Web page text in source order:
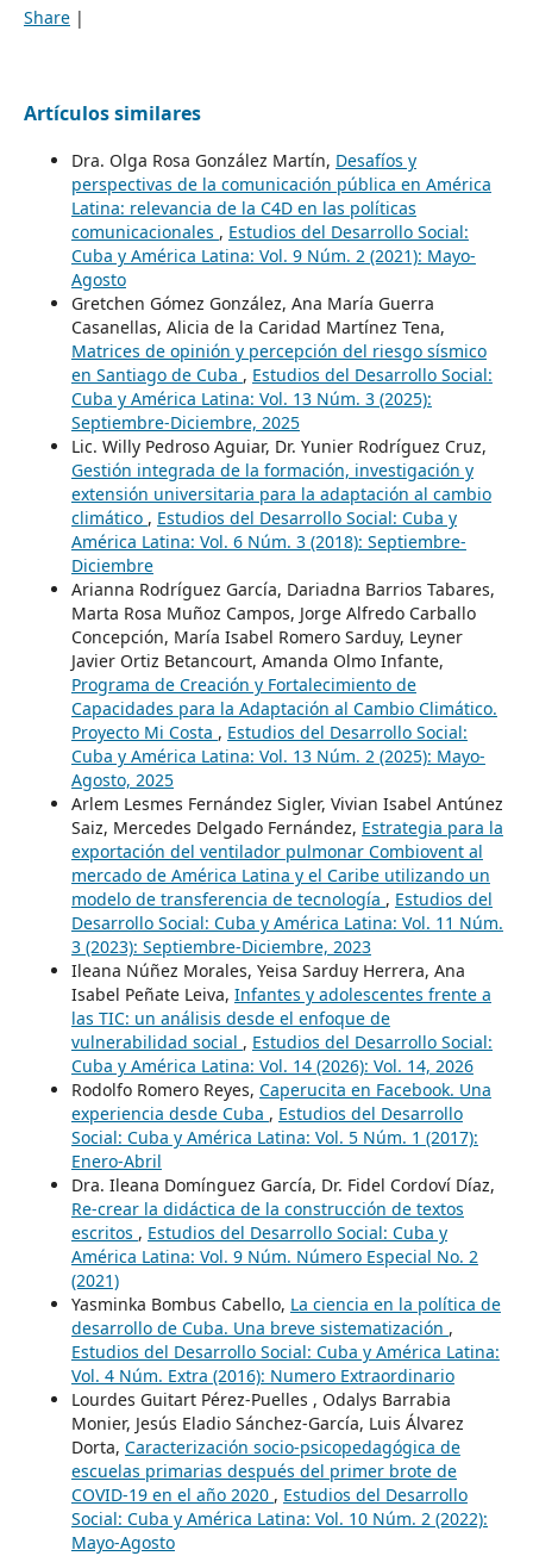
Share |
Artículos similares
Dra. Olga Rosa González Martín, Desafíos y
perspectivas de la comunicación pública en América
Latina: relevancia de la C4D en las políticas
comunicacionales , Estudios del Desarrollo Social:
Cuba y América Latina: Vol. 9 Núm. 2 (2021): Mayo-
Agosto
Gretchen Gómez González, Ana María Guerra
Casanellas, Alicia de la Caridad Martínez Tena,
Matrices de opinión y percepción del riesgo sísmico
en Santiago de Cuba , Estudios del Desarrollo Social:
Cuba y América Latina: Vol. 13 Núm. 3 (2025):
Septiembre-Diciembre, 2025
Lic. Willy Pedroso Aguiar, Dr. Yunier Rodríguez Cruz,
Gestión integrada de la formación, investigación y
extensión universitaria para la adaptación al cambio
climático , Estudios del Desarrollo Social: Cuba y
América Latina: Vol. 6 Núm. 3 (2018): Septiembre-
Diciembre
Arianna Rodríguez García, Dariadna Barrios Tabares,
Marta Rosa Muñoz Campos, Jorge Alfredo Carballo
Concepción, María Isabel Romero Sarduy, Leyner
Javier Ortiz Betancourt, Amanda Olmo Infante,
Programa de Creación y Fortalecimiento de
Capacidades para la Adaptación al Cambio Climático.
Proyecto Mi Costa , Estudios del Desarrollo Social:
Cuba y América Latina: Vol. 13 Núm. 2 (2025): Mayo-
Agosto, 2025
Arlem Lesmes Fernández Sigler, Vivian Isabel Antúnez
Saiz, Mercedes Delgado Fernández, Estrategia para la
exportación del ventilador pulmonar Combiovent al
mercado de América Latina y el Caribe utilizando un
modelo de transferencia de tecnología , Estudios del
Desarrollo Social: Cuba y América Latina: Vol. 11 Núm.
3 (2023): Septiembre-Diciembre, 2023
Ileana Núñez Morales, Yeisa Sarduy Herrera, Ana
Isabel Peñate Leiva, Infantes y adolescentes frente a
las TIC: un análisis desde el enfoque de
vulnerabilidad social , Estudios del Desarrollo Social:
Cuba y América Latina: Vol. 14 (2026): Vol. 14, 2026
Rodolfo Romero Reyes, Caperucita en Facebook. Una
experiencia desde Cuba , Estudios del Desarrollo
Social: Cuba y América Latina: Vol. 5 Núm. 1 (2017):
Enero-Abril
Dra. Ileana Domínguez García, Dr. Fidel Cordoví Díaz,
Re-crear la didáctica de la construcción de textos
escritos , Estudios del Desarrollo Social: Cuba y
América Latina: Vol. 9 Núm. Número Especial No. 2
(2021)
Yasminka Bombus Cabello, La ciencia en la política de
desarrollo de Cuba. Una breve sistematización ,
Estudios del Desarrollo Social: Cuba y América Latina:
Vol. 4 Núm. Extra (2016): Numero Extraordinario
Lourdes Guitart Pérez-Puelles , Odalys Barrabia
Monier, Jesús Eladio Sánchez-García, Luis Álvarez
Dorta, Caracterización socio-psicopedagógica de
escuelas primarias después del primer brote de
COVID-19 en el año 2020 , Estudios del Desarrollo
Social: Cuba y América Latina: Vol. 10 Núm. 2 (2022):
Mayo-Agosto